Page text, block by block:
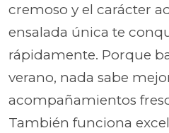
cremoso y el carácter
ensalada única te
rápidamente. Porque
verano, nada sabe
acompañamientos
También funciona